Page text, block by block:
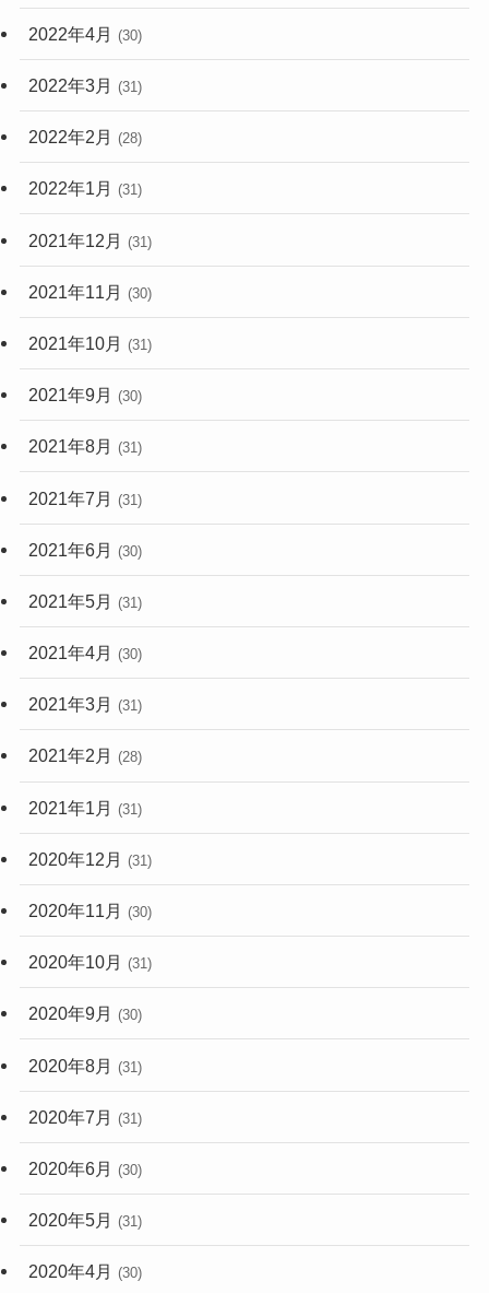
2022年4月 (30)
2022年3月 (31)
2022年2月 (28)
2022年1月 (31)
2021年12月 (31)
2021年11月 (30)
2021年10月 (31)
2021年9月 (30)
2021年8月 (31)
2021年7月 (31)
2021年6月 (30)
2021年5月 (31)
2021年4月 (30)
2021年3月 (31)
2021年2月 (28)
2021年1月 (31)
2020年12月 (31)
2020年11月 (30)
2020年10月 (31)
2020年9月 (30)
2020年8月 (31)
2020年7月 (31)
2020年6月 (30)
2020年5月 (31)
2020年4月 (30)